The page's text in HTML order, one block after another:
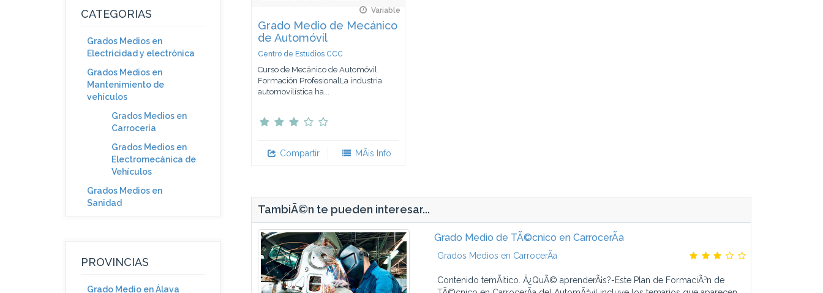
CATEGORIAS
Grados Medios en
Electricidad y electrónica
Grados Medios en
Mantenimiento de
vehículos
Grados Medios en
Carrocería
Grados Medios en
Electromecánica de
Vehículos
Grados Medios en
Sanidad
PROVINCIAS
Grado Medio en Álava
Variable
Grado Medio de Mecánico
de Automóvil
Centro de Estudios CCC
Curso de Mecánico de Automóvil.
Formación ProfesionalLa industria
automovilística ha...
Compartir MÃ¡s Info
TambiÃ©n te pueden interesar...
Grado Medio de TÃ©cnico en CarrocerÃ­a
Grados Medios en CarrocerÃ­a
Contenido temÃ¡tico. Â¿QuÃ© aprenderÃ¡s?-Este Plan de FormaciÃ³n de